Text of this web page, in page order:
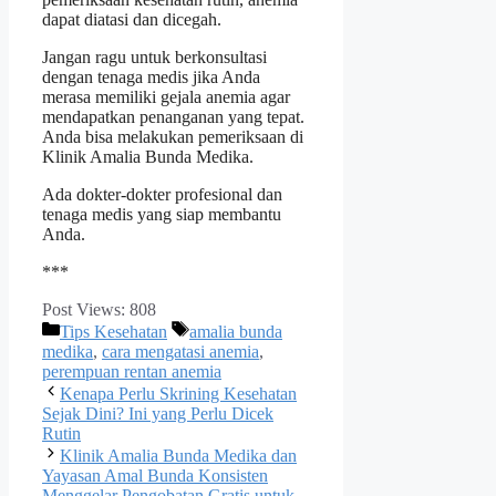
dapat diatasi dan dicegah.
Jangan ragu untuk berkonsultasi
dengan tenaga medis jika Anda
merasa memiliki gejala anemia agar
mendapatkan penanganan yang tepat.
Anda bisa melakukan pemeriksaan di
Klinik Amalia Bunda Medika.
Ada dokter-dokter profesional dan
tenaga medis yang siap membantu
Anda.
***
Post Views: 808
Categories
Tips Kesehatan Tags
amalia bunda
medika, cara mengatasi anemia,
perempuan rentan anemia
Kenapa Perlu Skrining Kesehatan
Sejak Dini? Ini yang Perlu Dicek
Rutin
Klinik Amalia Bunda Medika dan
Yayasan Amal Bunda Konsisten